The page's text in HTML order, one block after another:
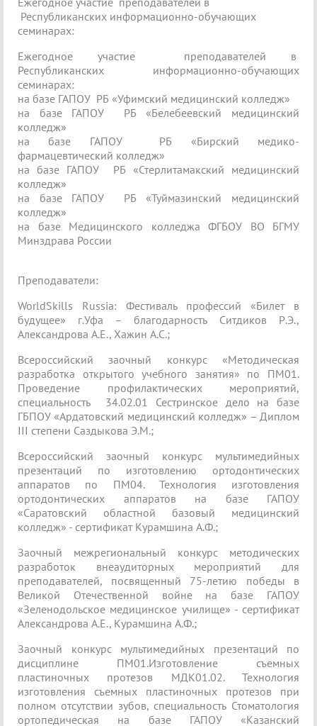
Республиканских информационно-обучающих
семинарах:
Ежегодное участие преподавателей в
Республиканских информационно-обучающих
семинарах:
на базе ГАПОУ РБ «Уфимский медицинский колледж»
на базе ГАПОУ РБ «Белебеевский медицинский
колледж»
на базе ГАПОУ РБ «Бирский медико-
фармацевтический колледж»
на базе ГАПОУ РБ «Стерлитамакский медицинский
колледж»
на базе ГАПОУ РБ «Туймазинский медицинский
колледж»
на базе Медицинского колледжа ФГБОУ ВО БГМУ
Минздрава России
Преподаватели:
WorldSkills Russia: Фестиваль профессий «Билет в
будущее» г.Уфа – благодарность Ситдиков Р.Э.,
Александрова А.Е., Хажин А.С.;
Всероссийский заочный конкурс «Методическая
разработка открытого учебного занятия» по ПМ01.
Проведение профилактических мероприятий,
специальность 34.02.01 Сестринское дело на базе
ГБПОУ «Ардатовский медицинский колледж» – Диплом
III степени Саздыкова Э.М.;
Всероссийский заочный конкурс мультимедийных
презентаций по изготовлению ортодонтических
аппаратов по ПМ04. Технология изготовления
ортодонтических аппаратов на базе ГАПОУ
«Саратовский областной базовый медицинский
колледж» - сертификат Курамшина А.Ф.;
Заочный межрегиональный конкурс методических
разработок внеаудиторных мероприятий для
преподавателей, посвященный 75-летию победы в
Великой Отечественной войне на базе ГАПОУ
«Зеленодольское медицинское училище» - сертификат
Александрова А.Е., Курамшина А.Ф.;
Заочный конкурс мультимедийных презентаций по
дисциплине ПМ01.Изготовление съемных
пластиночных протезов МДК01.02. Технология
изготовления съемных пластиночных протезов при
полном отсутствии зубов, специальность Стоматология
ортопедическая на базе ГАПОУ «Казанский